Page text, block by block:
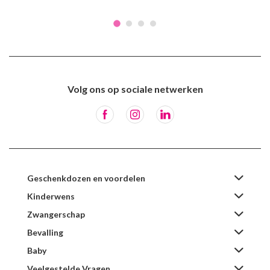
Volg ons op sociale netwerken
Geschenkdozen en voordelen
Kinderwens
Zwangerschap
Bevalling
Baby